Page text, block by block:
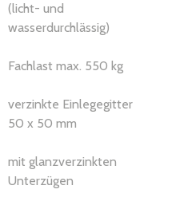
(licht- und
wasserdurchlässig)
Fachlast max. 550 kg
verzinkte Einlegegitter
50 x 50 mm
mit glanzverzinkten
Unterzügen